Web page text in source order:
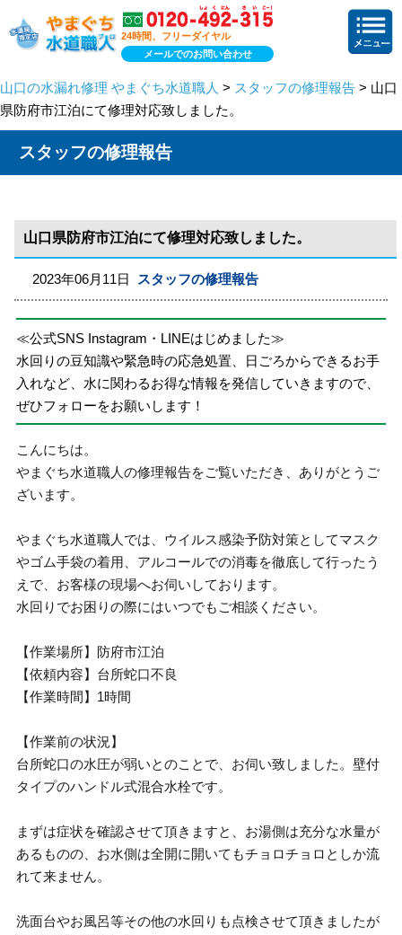
24時間、フリーダイヤル
メールでのお問い合わせ
山口の水漏れ修理 やまぐち水道職人 > スタッフの修理報告 > 山口
県防府市江泊にて修理対応致しました。
スタッフの修理報告
山口県防府市江泊にて修理対応致しました。
2023年06月11日 スタッフの修理報告
≪公式SNS Instagram・LINEはじめました≫
水回りの豆知識や緊急時の応急処置、日ごろからできるお手
入れなど、水に関わるお得な情報を発信していきますので、
ぜひフォローをお願いします！
こんにちは。
やまぐち水道職人の修理報告をご覧いただき、ありがとうご
ざいます。
やまぐち水道職人では、ウイルス感染予防対策としてマスク
やゴム手袋の着用、アルコールでの消毒を徹底して行ったう
えで、お客様の現場へお伺いしております。
水回りでお困りの際にはいつでもご相談ください。
【作業場所】防府市江泊
【依頼内容】台所蛇口不良
【作業時間】1時間
【作業前の状況】
台所蛇口の水圧が弱いとのことで、お伺い致しました。壁付
タイプのハンドル式混合水栓です。
まずは症状を確認させて頂きますと、お湯側は充分な水量が
あるものの、お水側は全開に開いてもチョロチョロとしか流
れて来ません。
洗面台やお風呂等その他の水回りも点検させて頂きましたが